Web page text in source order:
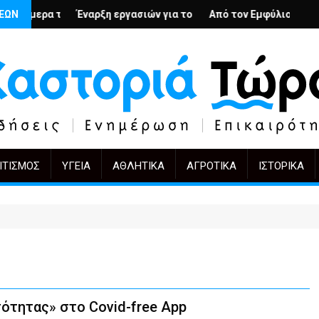
Αρμένιους; – Ο Άρμιν Βέγκνερ απέναντι στη λήθη
Έναρξη εργασιών για το Κέντρο Ημέρας Ολικής Φροντίδας στην
Από τον Εμφύλιο στην Πόλωση: το
KIFF 51:
ΥΓΕΊΑ ΑΘΛΗΤΙΚΆ ΑΓΡΟΤΙΚΆ ΙΣΤΟΡΙΚΆ
στο Covid-free App